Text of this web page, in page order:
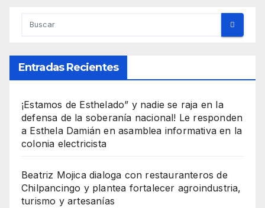
Entradas Recientes
¡Estamos de Esthelado” y nadie se raja en la
defensa de la soberanía nacional! Le responden
a Esthela Damián en asamblea informativa en la
colonia electricista
Beatriz Mojica dialoga con restauranteros de
Chilpancingo y plantea fortalecer agroindustria,
turismo y artesanías